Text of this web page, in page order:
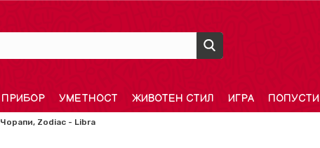
ПРИБОР УМЕТНОСТ ЖИВОТЕН СТИЛ ИГРА ПОПУСТИ
Чорапи, Zodiac - Libra